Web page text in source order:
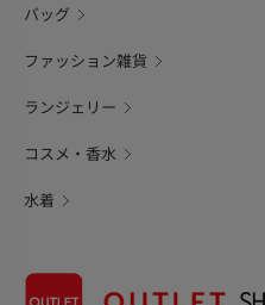
バッグ
ファッション雑貨
ランジェリー
コスメ・香水
水着